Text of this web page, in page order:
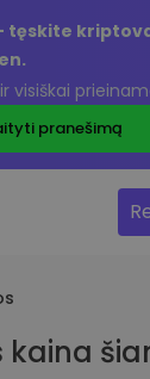
tęskite
visiškai
pranešimą